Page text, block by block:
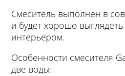
Смеситель выполнен в
и будет хорошо
интерьером.
Особенности смесителя
две воды: